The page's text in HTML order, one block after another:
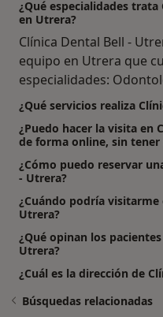
¿Qué especialidades
en Utrera?
Clínica Dental Bell -
equipo en Utrera que
especialidades:
¿Qué servicios realiza
¿Puedo hacer la visita en
de forma online, sin tener
¿Cómo puedo reservar
- Utrera?
¿Cuándo podría visitarme
Utrera?
¿Qué opinan los
Utrera?
¿Cuál es la dirección de
Búsquedas relacionadas